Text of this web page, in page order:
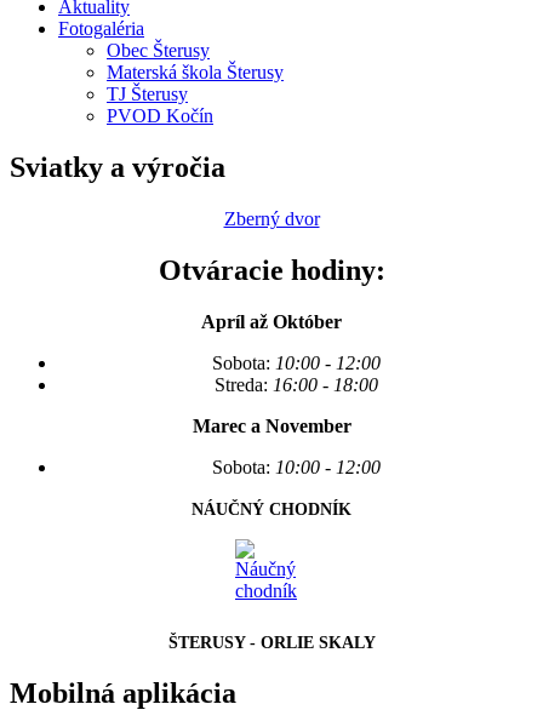
Aktuality
Fotogaléria
Obec Šterusy
Materská škola Šterusy
TJ Šterusy
PVOD Kočín
Sviatky a výročia
Zberný dvor
Otváracie hodiny:
Apríl až Október
Sobota: 10:00 - 12:00
Streda: 16:00 - 18:00
Marec a November
Sobota: 10:00 - 12:00
NÁUČNÝ CHODNÍK
ŠTERUSY - ORLIE SKALY
Mobilná aplikácia